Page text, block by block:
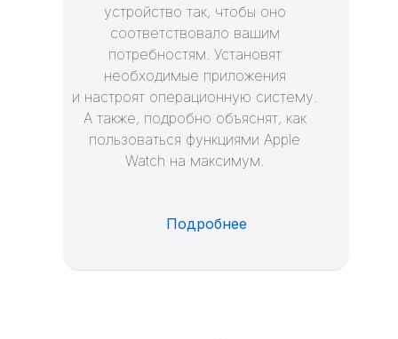
устройство так, чтобы оно
соответствовало вашим
потребностям. Установят
необходимые приложения
и настроят операционную систему.
А также, подробно объяснят, как
пользоваться функциями Apple
Watch на максимум.
Подробнее